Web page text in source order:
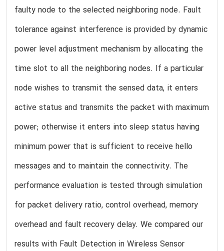
faulty node to the selected neighboring node. Fault
tolerance against interference is provided by dynamic
power level adjustment mechanism by allocating the
time slot to all the neighboring nodes. If a particular
node wishes to transmit the sensed data, it enters
active status and transmits the packet with maximum
power; otherwise it enters into sleep status having
minimum power that is sufficient to receive hello
messages and to maintain the connectivity. The
performance evaluation is tested through simulation
for packet delivery ratio, control overhead, memory
overhead and fault recovery delay. We compared our
results with Fault Detection in Wireless Sensor